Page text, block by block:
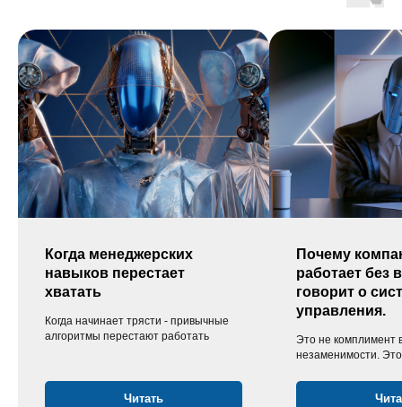
Когда менеджерских
навыков перестает
хватать
Когда начинает трясти - привычные
алгоритмы перестают работать
Читать
Почему
работает без
говорит о
управления.
Это не комплимент
незаменимости.